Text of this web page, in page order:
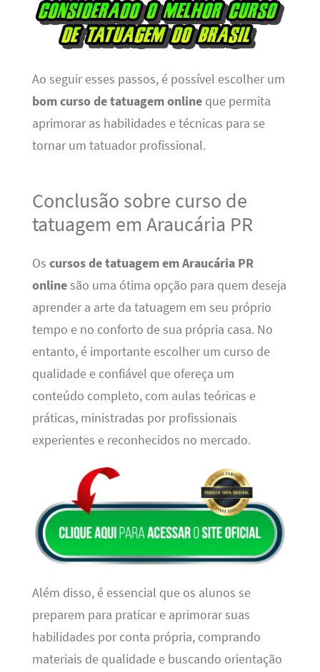
Ao seguir esses passos, é possível escolher um
bom curso de tatuagem onlineque permita
aprimorar as habilidades e técnicas para se
tornar um tatuador profissional.
Conclusão sobre curso de
tatuagem em Araucária PR
Os cursos de tatuagem em Araucária PR
onlinesão uma ótima opção para quem deseja
aprender a arte da tatuagem em seu próprio
tempo e no conforto de sua própria casa. No
entanto, é importante escolher um curso de
qualidade e confiável que ofereça um
conteúdo completo, com aulas teóricas e
práticas, ministradas por profissionais
experientes e reconhecidos no mercado.
Além disso, é essencial que os alunos se
preparem para praticar e aprimorar suas
habilidades por conta própria, comprando
materiais de qualidade e buscando orientação